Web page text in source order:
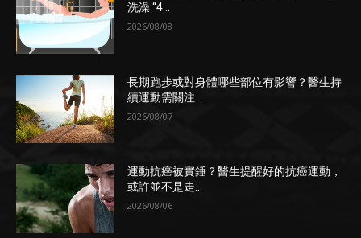
洗澡 “4...
2026/08/08
長期跑步或對身體哪些部位有影響？醫生持
續運動需關注...
2026/08/07
運動抗癌被實錘？醫生提醒好的抗癌運動，
或許並不是走...
2026/08/06